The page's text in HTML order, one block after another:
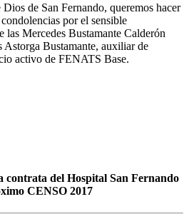
de San Fernando, queremos hacer
por el sensible
Mercedes Bustamante Calderón
Astorga Bustamante, auxiliar de
activo de FENATS Base.
contrata del Hospital San Fernando
CENSO 2017